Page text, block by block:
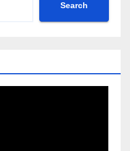
Search